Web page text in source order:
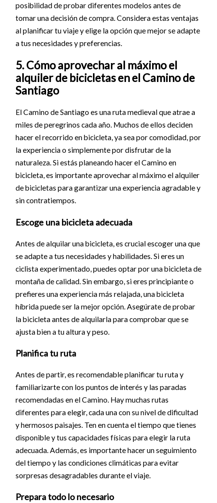
posibilidad de probar diferentes modelos antes de
tomar una decisión de compra. Considera estas ventajas
al planificar tu viaje y elige la opción que mejor se adapte
a tus necesidades y preferencias.
5. Cómo aprovechar al máximo el
alquiler de bicicletas en el Camino de
Santiago
El Camino de Santiago es una ruta medieval que atrae a
miles de peregrinos cada año. Muchos de ellos deciden
hacer el recorrido en bicicleta, ya sea por comodidad, por
la experiencia o simplemente por disfrutar de la
naturaleza. Si estás planeando hacer el Camino en
bicicleta, es importante aprovechar al máximo el alquiler
de bicicletas para garantizar una experiencia agradable y
sin contratiempos.
Escoge una bicicleta adecuada
Antes de alquilar una bicicleta, es crucial escoger una que
se adapte a tus necesidades y habilidades. Si eres un
ciclista experimentado, puedes optar por una bicicleta de
montaña de calidad. Sin embargo, si eres principiante o
prefieres una experiencia más relajada, una bicicleta
híbrida puede ser la mejor opción. Asegúrate de probar
la bicicleta antes de alquilarla para comprobar que se
ajusta bien a tu altura y peso.
Planifica tu ruta
Antes de partir, es recomendable planificar tu ruta y
familiarizarte con los puntos de interés y las paradas
recomendadas en el Camino. Hay muchas rutas
diferentes para elegir, cada una con su nivel de dificultad
y hermosos paisajes. Ten en cuenta el tiempo que tienes
disponible y tus capacidades físicas para elegir la ruta
adecuada. Además, es importante hacer un seguimiento
del tiempo y las condiciones climáticas para evitar
sorpresas desagradables durante el viaje.
Prepara todo lo necesario